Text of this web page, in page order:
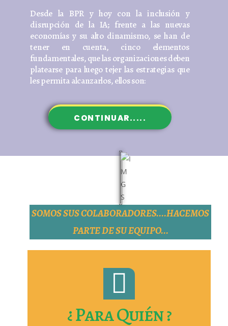
Desde la BPR y hoy con la inclusión y
disrupción de la IA; frente a las nuevas
economías y su alto dinamismo, se han de
tener en cuenta, cinco elementos
fundamentales, que las organizaciones deben
platearse para luego tejer las estrategias que
les permita alcanzarlos, ellos son:
CONTINUAR.....
¿ Para Quién ?
SOMOS SUS COLABORADORES....HACEMOS
PARTE DE SU EQUIPO...